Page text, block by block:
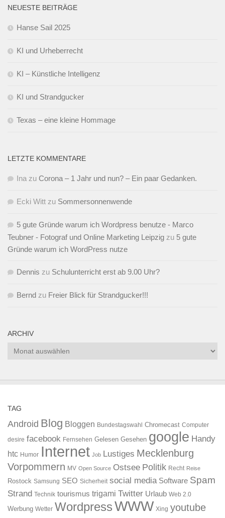
NEUESTE BEITRÄGE
Hanse Sail 2025
KI und Urheberrecht
KI – Künstliche Intelligenz
KI und Strandgucker
Texas – eine kleine Hommage
LETZTE KOMMENTARE
Ina zu Corona – 1 Jahr und nun? – Ein paar Gedanken.
Ecki Witt zu Sommersonnenwende
5 gute Gründe warum ich Wordpress benutze - Marco
Teubner - Fotograf und Online Marketing Leipzig zu 5 gute
Gründe warum ich WordPress nutze
Dennis zu Schulunterricht erst ab 9.00 Uhr?
Bernd zu Freier Blick für Strandgucker!!!
ARCHIV
Archiv
TAG
Android Blog Bloggen Bundestagswahl Chromecast Computer
desire facebook Fernsehen Gelesen Gesehen google Handy
htc Humor Internet Job Lustiges Mecklenburg
Vorpommern MV Open Source Ostsee Politik Recht Reise
Rostock Samsung SEO Sicherheit social media Software Spam
Strand Technik tourismus trigami Twitter Urlaub Web 2.0
Werbung Wetter WordpressWWW Xing youtube